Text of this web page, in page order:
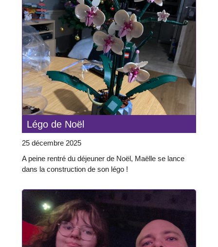
Légo de Noël
25 décembre 2025
A peine rentré du déjeuner de Noël, Maëlle se lance
dans la construction de son légo !